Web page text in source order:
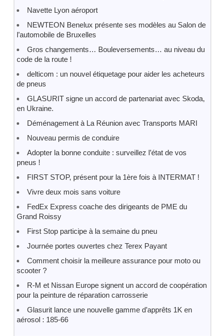
Navette Lyon aéroport
NEWTEON Benelux présente ses modèles au Salon de
l’automobile de Bruxelles
Gros changements… Bouleversements… au niveau du
code de la route !
delticom : un nouvel étiquetage pour aider les acheteurs
de pneus
GLASURIT signe un accord de partenariat avec Skoda,
en Ukraine.
Déménagement à La Réunion avec Transports MARI
Nouveau permis de conduire
Adopter la bonne conduite : surveillez l’état de vos
pneus !
FIRST STOP, présent pour la 1ère fois à INTERMAT !
Vivre deux mois sans voiture
FedEx Express coache des dirigeants de PME du
Grand Roissy
First Stop participe à la semaine du pneu
Journée portes ouvertes chez Terex Payant
Comment choisir la meilleure assurance pour moto ou
scooter ?
R-M et Nissan Europe signent un accord de coopération
pour la peinture de réparation carrosserie
Glasurit lance une nouvelle gamme d’apprêts 1K en
aérosol : 185-66